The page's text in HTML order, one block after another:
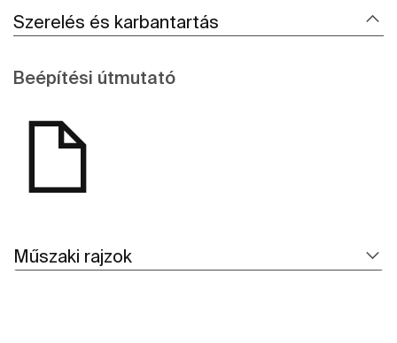
Szerelés és karbantartás
Beépítési útmutató
Műszaki rajzok